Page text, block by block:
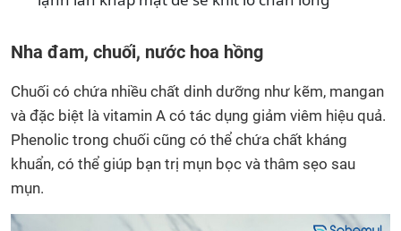
Nha đam, chuối, nước hoa hồng
Chuối có chứa nhiều chất dinh dưỡng như kẽm, mangan
và đặc biệt là vitamin A có tác dụng giảm viêm hiệu quả.
Phenolic trong chuối cũng có thể chứa chất kháng
khuẩn, có thể giúp bạn trị mụn bọc và thâm sẹo sau
mụn.